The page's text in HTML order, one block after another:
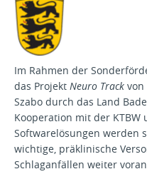
Im Rahmen der
das Projekt Neuro Track von
Szabo durch das Land
Kooperation mit der KTBW
Softwarelösungen werden
wichtige, präklinische
Schlaganfällen weiter